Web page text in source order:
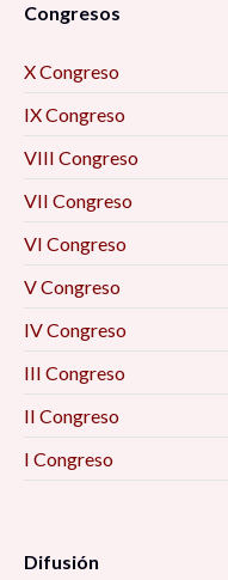
Congresos
X Congreso
IX Congreso
VIII Congreso
VII Congreso
VI Congreso
V Congreso
IV Congreso
III Congreso
II Congreso
I Congreso
Difusión